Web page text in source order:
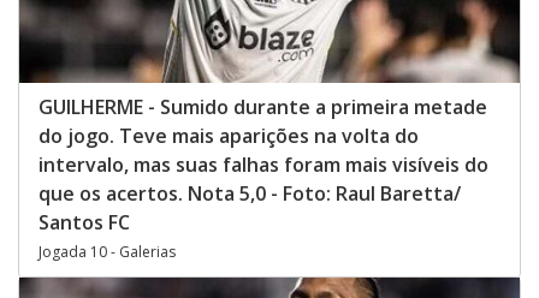
GUILHERME - Sumido durante a primeira metade
do jogo. Teve mais aparições na volta do
intervalo, mas suas falhas foram mais visíveis do
que os acertos. Nota 5,0 - Foto: Raul Baretta/
Santos FC
Jogada 10 - Galerias